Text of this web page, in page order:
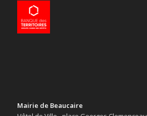
Mairie de Beaucaire